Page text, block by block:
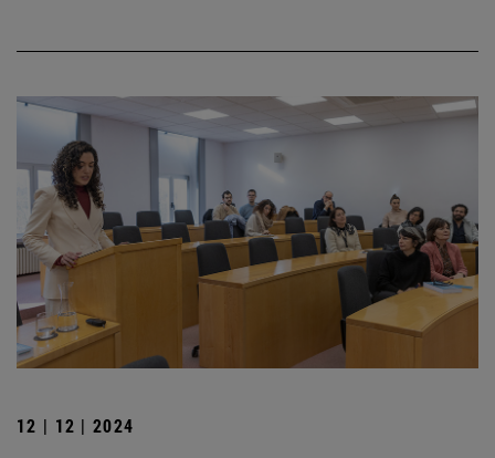
12 | 12 | 2024